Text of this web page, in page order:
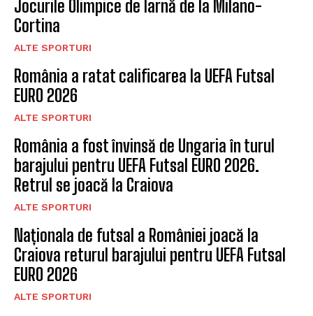
Jocurile Olimpice de Iarnă de la Milano-
Cortina
ALTE SPORTURI
România a ratat calificarea la UEFA Futsal
EURO 2026
ALTE SPORTURI
România a fost învinsă de Ungaria în turul
barajului pentru UEFA Futsal EURO 2026.
Retrul se joacă la Craiova
ALTE SPORTURI
Naționala de futsal a României joacă la
Craiova returul barajului pentru UEFA Futsal
EURO 2026
ALTE SPORTURI